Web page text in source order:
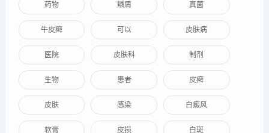
药物 鳞屑 真菌
牛皮癣 可以 皮肤病
医院 皮肤科 制剂
生物 患者 皮癣
皮肤 感染 白癜风
软膏 皮损 白斑